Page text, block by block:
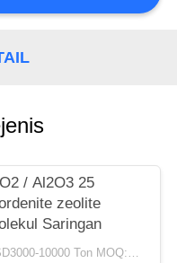
/ Al2O3 25
zeolite
Saringan
USD3000-10000 Ton MOQ:1 KG